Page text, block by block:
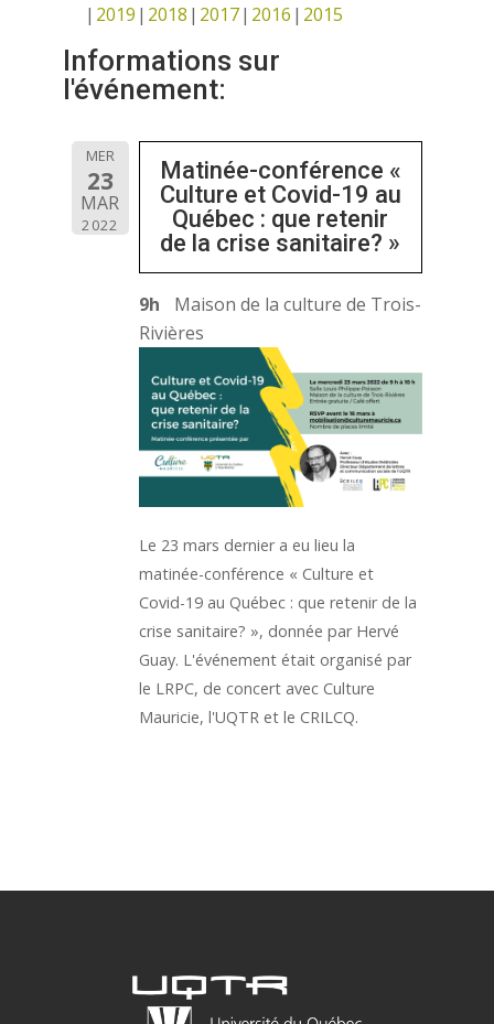
2019 2018 2017 2016 2015
Informations sur
l'événement:
MER
23
MAR
2022
Matinée-conférence «
Culture et Covid-19 au
Québec : que retenir
de la crise sanitaire? »
9h
Maison de la culture de Trois-
Rivières
Le 23 mars dernier a eu lieu la
matinée-conférence « Culture et
Covid-19 au Québec : que retenir de la
crise sanitaire? », donnée par Hervé
Guay. L'événement était organisé par
le LRPC, de concert avec Culture
Mauricie, l'UQTR et le CRILCQ.